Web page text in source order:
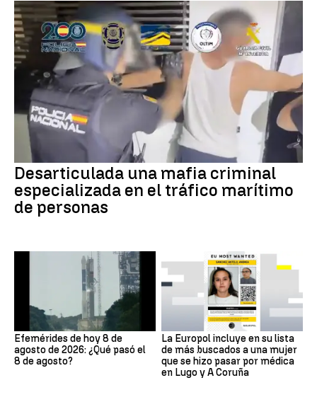
Desarticulada una mafia criminal
especializada en el tráfico marítimo
de personas
Efemérides de hoy 8 de
agosto de 2026: ¿Qué pasó el
8 de agosto?
La Europol incluye en su lista
de más buscados a una mujer
que se hizo pasar por médica
en Lugo y A Coruña